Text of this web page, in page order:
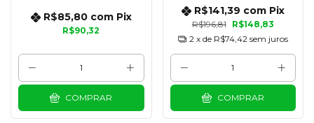
R$90,32
R$85,80 com Pix
COMPRAR
R$196,81 R$148,83
R$141,39 com Pix
2 x de R$74,42 sem juros
COMPRAR